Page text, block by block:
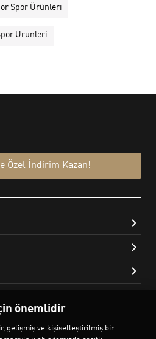
Spor Ürünleri
Ürünleri
önemlidir
gelişmiş ve kişiselleştirilmiş bir